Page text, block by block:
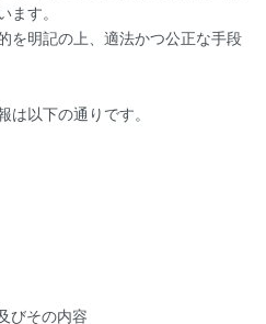
す。
を明記の上、適法かつ公正な手段
以下の通りです。
びその内容